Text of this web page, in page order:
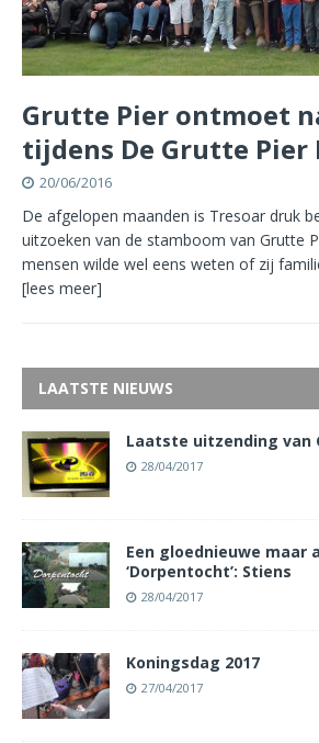
Grutte Pier ontmoet
tijdens De Grutte Pier
20/06/2016
De afgelopen maanden is Tresoar druk
uitzoeken van de stamboom van Grutte
mensen wilde wel eens weten of zij
[lees meer]
LAATSTE NIEUWS
Laatste uitzending van
28/04/2017
Een gloednieuwe maar
‘Dorpentocht’: Stiens
28/04/2017
Koningsdag 2017
27/04/2017